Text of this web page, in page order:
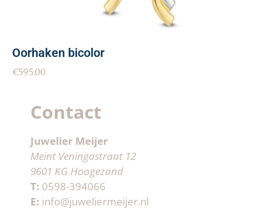
Oorhaken bicolor
€595.00
Contact
Juwelier Meijer
Meint Veningastraat 12
9601 KG Hoogezand
T: 0598-394066
E: info@juweliermeijer.nl